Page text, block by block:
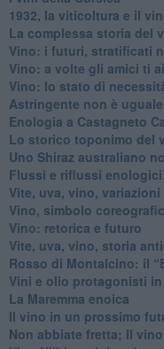
​1932, la viticoltura e il
​La complessa storia del
​Vino: i futuri, stratificati
Vino: a volte gli amici ti
Vino: lo stato di
​Astringente non è
Enologia a Castagneto
Lo storico toponimo del
Uno Shiraz australiano
​Flussi e riflussi
Vite, uva, vino,
Vino, simbolo
​Vino: retorica e futuro
​Vite, uva, vino, storia
​Rosso di Montalcino: il
Vini e olio protagonisti in
​La Maremma enoica
Il vino in un prossimo
​Non abbiate fretta; Il